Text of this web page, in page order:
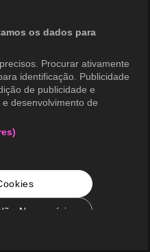
os dados para
Procurar ativamente
identificação. Publicidade
de publicidade e
desenvolvimento de
Necessários